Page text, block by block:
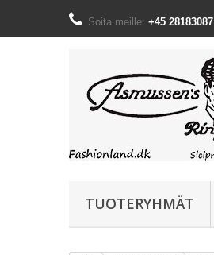
Soita meille: +45 28183087
TUOTERYHMÄT